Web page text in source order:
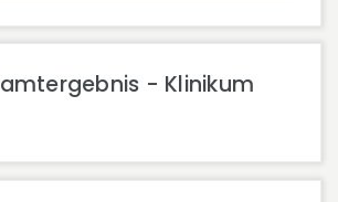
- Klinikum